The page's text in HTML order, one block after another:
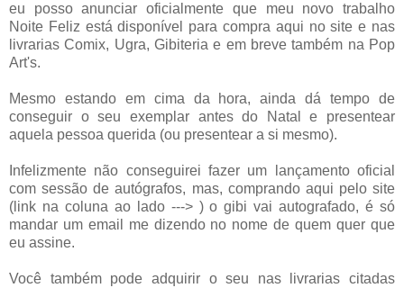
eu posso anunciar oficialmente que meu novo trabalho
Noite Feliz está disponível para compra aqui no site e nas
livrarias Comix, Ugra, Gibiteria e em breve também na Pop
Art's.
Mesmo estando em cima da hora, ainda dá tempo de
conseguir o seu exemplar antes do Natal e presentear
aquela pessoa querida (ou presentear a si mesmo).
Infelizmente não conseguirei fazer um lançamento oficial
com sessão de autógrafos, mas, comprando aqui pelo site
(link na coluna ao lado ---> ) o gibi vai autografado, é só
mandar um email me dizendo no nome de quem quer que
eu assine.
Você também pode adquirir o seu nas livrarias citadas